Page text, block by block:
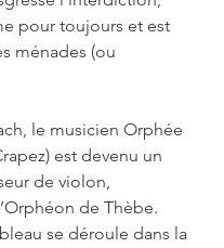
pour toujours et est
ménades (ou
le musicien Orphée
est devenu un
de violon,
de Thèbe.
se déroule dans la